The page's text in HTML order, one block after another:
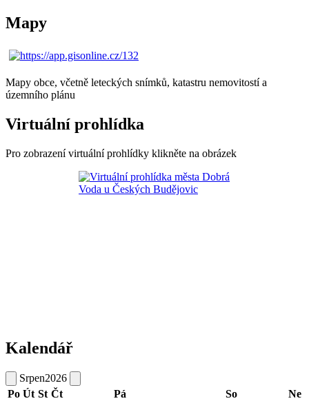
Mapy
Mapy obce, včetně leteckých snímků, katastru nemovitostí a
územního plánu
Virtuální prohlídka
Pro zobrazení virtuální prohlídky klikněte na obrázek
Kalendář
Srpen2026
Po Út St Čt Pá So
Ne